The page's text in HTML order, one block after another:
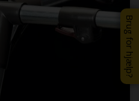
Brug for hjælp?